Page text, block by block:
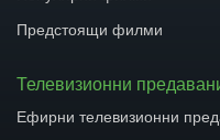
Предстоящи филми
Телевизионни
Ефирни телевизионни